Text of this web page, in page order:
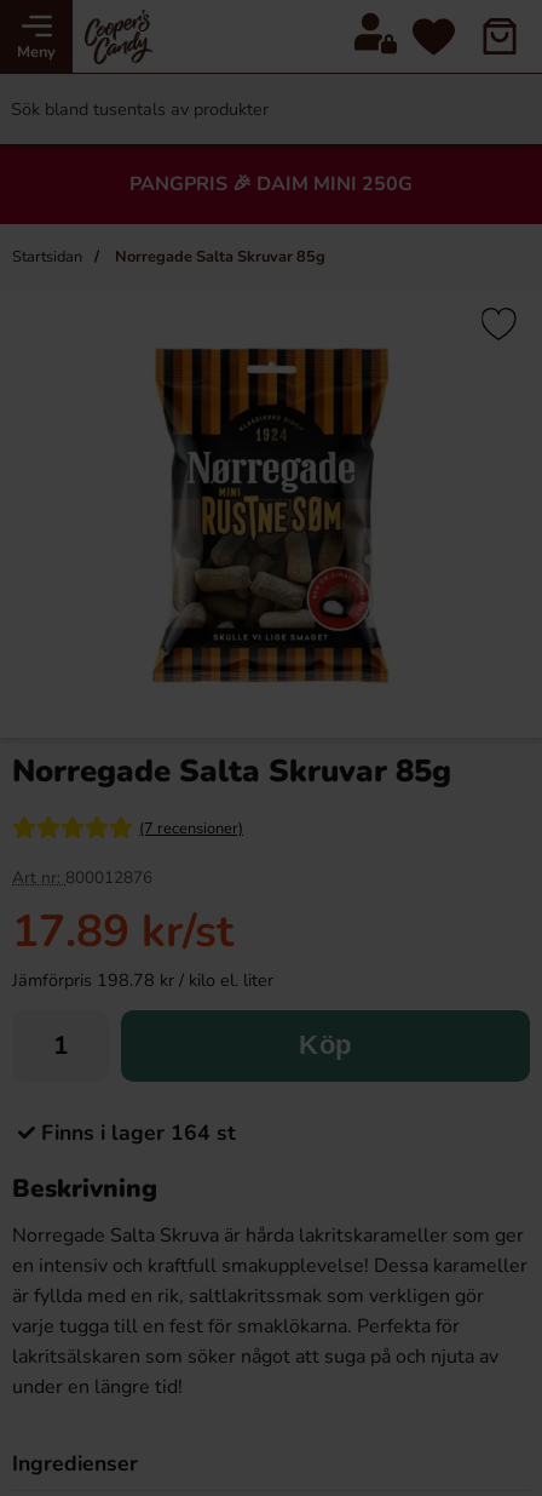
Meny
PANGPRIS 🎉 DAIM MINI 250G
Startsidan Norregade Salta Skruvar 85g
Norregade Salta Skruvar 85g
(7 recensioner)
Art nr: 800012876
17.89 kr/st
Jämförpris 198.78 kr / kilo el. liter
Köp
Finns i lager 164 st
Beskrivning
Norregade Salta Skruva är hårda lakritskarameller som ger
en intensiv och kraftfull smakupplevelse! Dessa karameller
är fyllda med en rik, saltlakritssmak som verkligen gör
varje tugga till en fest för smaklökarna. Perfekta för
lakritsälskaren som söker något att suga på och njuta av
under en längre tid!
Ingredienser